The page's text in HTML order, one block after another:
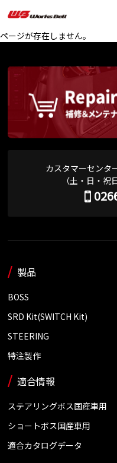
ページが存在しません。
カスタマーセンタ
（土・日・
製品
BOSS
SRD Kit(SWITCH Kit)
STEERING
特注製作
適合情報
ステアリングボス国産車用
ショートボス国産車用
適合カタログデータ